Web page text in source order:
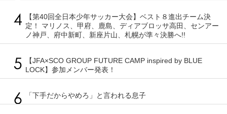
【第40回全日本少年サッカー大会】ベスト８進出チーム決
定！ マリノス、甲府、鹿島、ディアブロッサ高田、センアー
ノ神戸、府中新町、新座片山、札幌が準々決勝へ!!
【JFA×SCO GROUP FUTURE CAMP inspired by BLUE
LOCK】参加メンバー発表！
「下手だからやめろ」と言われる息子